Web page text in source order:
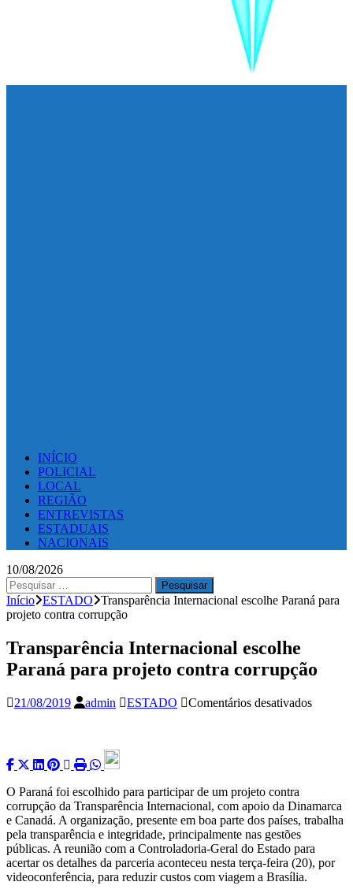
INÍCIO
POLICIAL
LOCAL
REGIÃO
ENTREVISTAS
ESTADUAIS
NACIONAIS
10/08/2026
Pesquisar
por:
Início ESTADO
Transparência Internacional escolhe Paraná para
projeto contra corrupção
Transparência Internacional escolhe
Paraná para projeto contra corrupção
21/08/2019 admin ESTADO Comentários desativadosem
contra
O Paraná foi escolhido para participar de um projeto contra
corrupção da Transparência Internacional, com apoio da Dinamarca
e Canadá. A organização, presente em boa parte dos países, trabalha
pela transparência e integridade, principalmente nas gestões
públicas. A reunião com a Controladoria-Geral do Estado para
acertar os detalhes da parceria aconteceu nesta terça-feira (20), por
videoconferência, para reduzir custos com viagem a Brasília.